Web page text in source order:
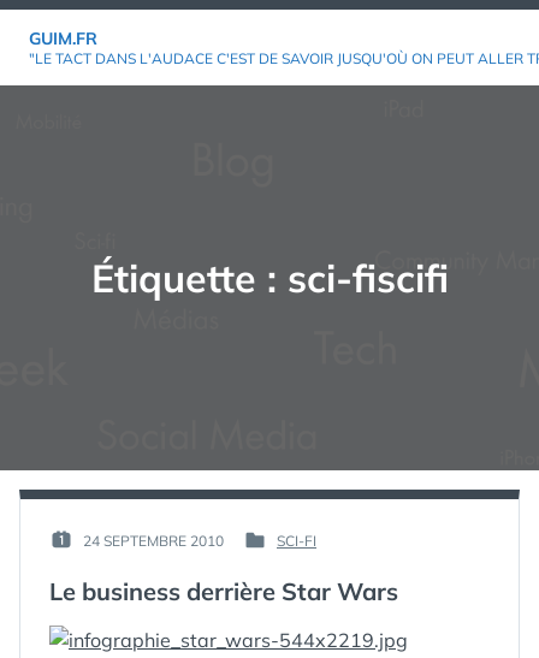
Aller
GUIM.FR
"LE TACT DANS L'AUDACE C'EST DE SAVOIR JUSQU'OÙ ON PEUT ALLER
Étiquette : sci-fiscifi
PUBLIÉ
24 SEPTEMBRE 2010
PAR :
PUBLIÉ
SCI-FI
Le business derrière Star Wars